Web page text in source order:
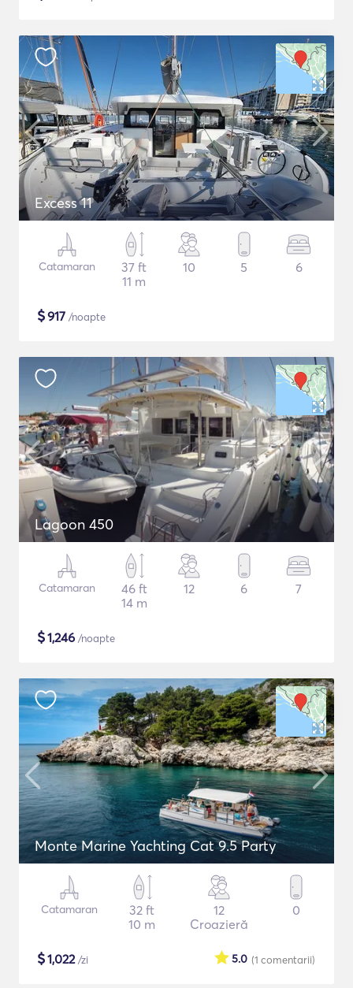
Excess 11
Catamaran
37 ft
11 m
10 5 6
$917 /noapte
Lagoon 450
Catamaran
46 ft
14 m
12 6 7
$1,246 /noapte
Monte Marine Yachting Cat 9.5 Party
Catamaran
32 ft
10 m
12
Croazieră
0
$1,022/zi (1 comentarii)
5.0